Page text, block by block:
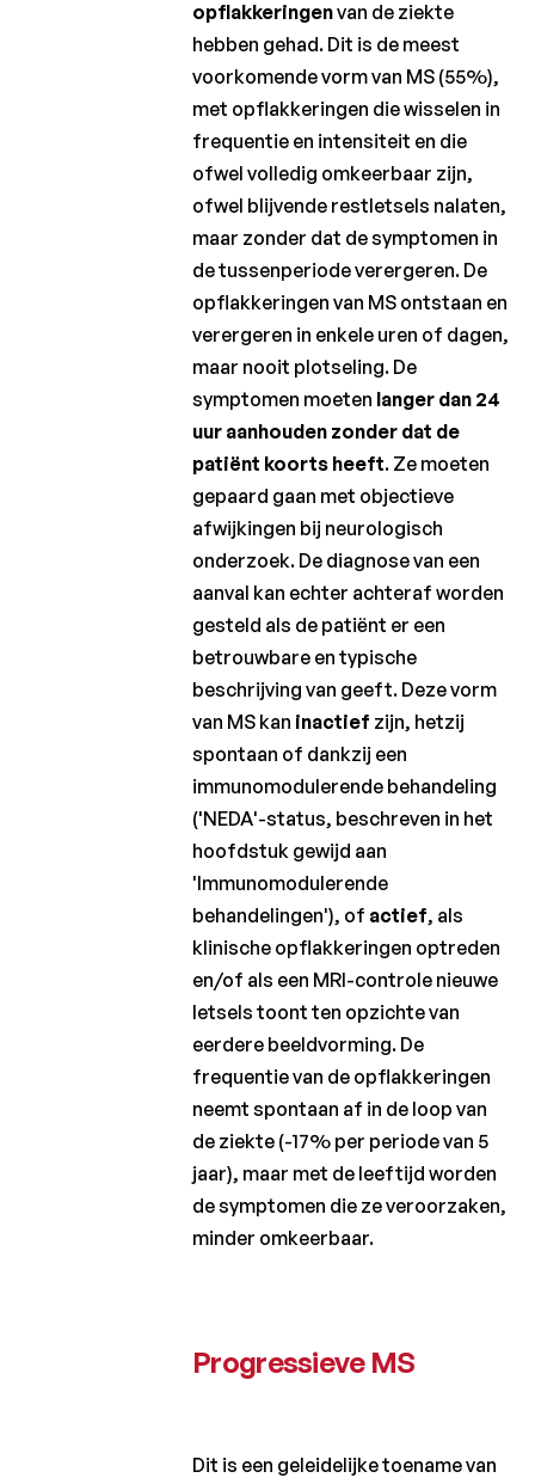
opflakkeringenvan de ziekte
hebben gehad. Dit is de meest
voorkomende vorm van MS (55%),
met opflakkeringen die wisselen in
frequentie en intensiteit en die
ofwel volledig omkeerbaar zijn,
ofwel blijvende restletsels nalaten,
maar zonder dat de symptomen in
de tussenperiode verergeren. De
opflakkeringen van MS ontstaan en
verergeren in enkele uren of dagen,
maar nooit plotseling. De
symptomen moeten langer dan 24
uur aanhouden zonder dat de
patiënt koorts heeft. Ze moeten
gepaard gaan met objectieve
afwijkingen bij neurologisch
onderzoek. De diagnose van een
aanval kan echter achteraf worden
gesteld als de patiënt er een
betrouwbare en typische
beschrijving van geeft. Deze vorm
van MS kan inactief zijn, hetzij
spontaan of dankzij een
immunomodulerende behandeling
('NEDA'-status, beschreven in het
hoofdstuk gewijd aan
'Immunomodulerende
behandelingen'), of actief, als
klinische opflakkeringen optreden
en/of als een MRI-controle nieuwe
letsels toont ten opzichte van
eerdere beeldvorming. De
frequentie van de opflakkeringen
neemt spontaan af in de loop van
de ziekte (-17% per periode van 5
jaar), maar met de leeftijd worden
de symptomen die ze veroorzaken,
minder omkeerbaar.
Progressieve MS
Dit is een geleidelijke toename van